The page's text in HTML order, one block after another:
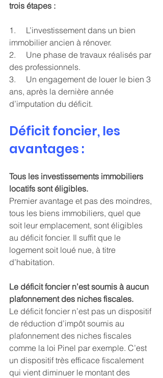
trois étapes :
1.     L’investissement dans un bien
immobilier ancien à rénover.
2.     Une phase de travaux réalisés par
des professionnels.
3.     Un engagement de louer le bien 3
ans, après la dernière année
d’imputation du déficit.
Déficit foncier, les
avantages :
Tous les investissements immobiliers
locatifs sont éligibles.
Premier avantage et pas des moindres,
tous les biens immobiliers, quel que
soit leur emplacement, sont éligibles
au déficit foncier. Il suffit que le
logement soit loué nue, à titre
d’habitation.
Le déficit foncier n’est soumis à aucun
plafonnement des niches fiscales.
Le déficit foncier n’est pas un dispositif
de réduction d’impôt soumis au
plafonnement des niches fiscales
comme la loi Pinel par exemple. C’est
un dispositif très efficace fiscalement
qui vient diminuer le montant des